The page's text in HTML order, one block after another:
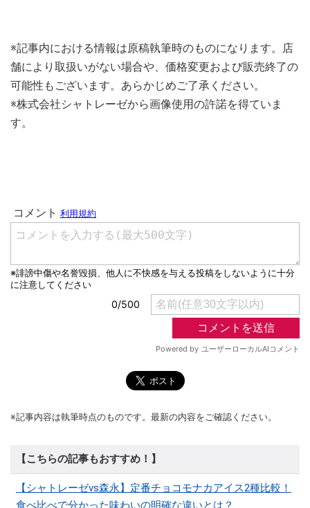
※記事内における情報は原稿執筆時のものになります。店
舗により取扱いがない場合や、価格変更および販売終了の
可能性もございます。あらかじめご了承ください。
※株式会社シャトレーゼから画像使用の許諾を得ていま
す。
※記事内容は執筆時点のものです。最新の内容をご確認ください。
【こちらの記事もおすすめ！】
【シャトレーゼvs森永】定番チョコモナカアイス2種比較！
食べ比べで分かった味わいの明確な違いとは？